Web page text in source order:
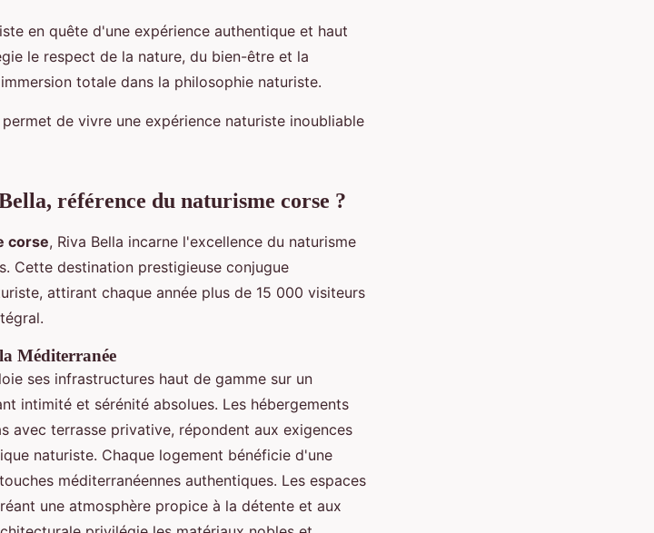
en quête d'une expérience authentique et haut
le respect de la nature, du bien-être et la
totale dans la philosophie naturiste.
de vivre une expérience naturiste inoubliable
référence du naturisme corse ?
corse, Riva Bella incarne l'excellence du naturisme
Cette destination prestigieuse conjugue
attirant chaque année plus de 15 000 visiteurs
Méditerranée
ses infrastructures haut de gamme sur un
intimité et sérénité absolues. Les hébergements
terrasse privative, répondent aux exigences
naturiste. Chaque logement bénéficie d'une
méditerranéennes authentiques. Les espaces
une atmosphère propice à la détente et aux